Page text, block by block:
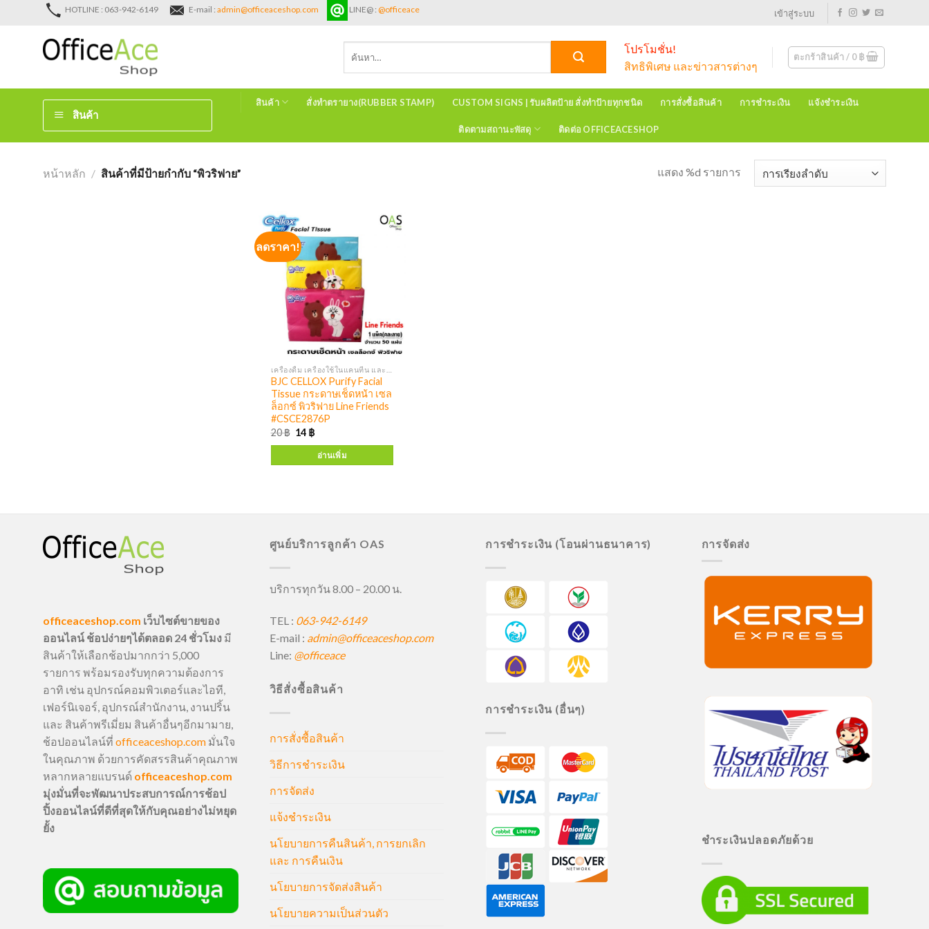
HOTLINE : 063-942-6149 E-mail : admin@officeaceshop.com LINE@ : @officeace เข้าสู่ระบบ
โปรโมชั่น!
สิทธิพิเศษ และข่าวสารต่างๆ
ตะกร้าสินค้า / 0฿
สินค้า
สินค้า สั่งทำตรายาง(RUBBER STAMP) CUSTOM SIGNS | รับผลิตป้าย สั่งทำป้ายทุกชนิด การสั่งซื้อสินค้า การชำระเงิน แจ้งชำระเงิน
ติดตามสถานะพัสดุ ติดต่อ OFFICEACESHOP
หน้าหลัก / สินค้าที่มีป้ายกำกับ “พิวริฟาย” แสดง %d รายการ
ลดราคา!
BJC CELLOX Purify Facial
Tissue กระดาษเช็ดหน้า เซล
ล็อกซ์ พิวริฟาย Line Friends
#CSCE2876P
20฿ 14 ฿
อ่านเพิ่ม
officeaceshop.com เว็บไซต์ขายของ
ออนไลน์ ช้อปง่ายๆได้ตลอด 24 ชั่วโมง มี
สินค้าให้เลือกช้อปมากกว่า 5,000
รายการ พร้อมรองรับทุกความต้องการ
อาทิ เช่น อุปกรณ์คอมพิวเตอร์และไอที,
เฟอร์นิเจอร์, อุปกรณ์สำนักงาน, งานปริ้น
และ สินค้าพรีเมี่ยม สินค้าอื่นๆอีกมามาย,
ช้อปออนไลน์ที่ officeaceshop.com มั่นใจ
ในคุณภาพ ด้วยการคัดสรรสินค้าคุณภาพ
หลากหลายแบรนด์ officeaceshop.com
มุ่งมั่นที่จะพัฒนาประสบการณ์การช้อป
ปิ้งออนไลน์ที่ดีที่สุดให้กับคุณอย่างไม่หยุด
ยั้ง
ศูนย์บริการลูกค้า OAS
บริการทุกวัน 8.00 – 20.00 น.
TEL : 063-942-6149
E-mail : admin@officeaceshop.com
Line: @officeace
วิธีสั่งซื้อสินค้า
การสั่งซื้อสินค้า
วิธีการชำระเงิน
การจัดส่ง
แจ้งชำระเงิน
นโยบายการคืนสินค้า, การยกเลิก
และ การคืนเงิน
นโยบายการจัดส่งสินค้า
นโยบายความเป็นส่วนตัว
การชำระเงิน (โอนผ่านธนาคาร)
การชำระเงิน (อื่นๆ)
การจัดส่ง
ชำระเงินปลอดภัยด้วย